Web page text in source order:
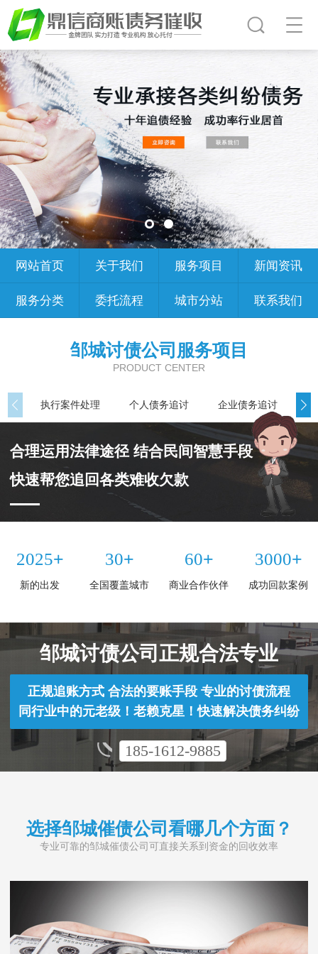
网站首页 关于我们 服务项目 新闻资讯
服务分类 委托流程 城市分站 联系我们
邹城讨债公司服务项目
PRODUCT CENTER
执行案件处理 个人债务追讨 企业债务追讨
合理运用法律途径 结合民间智慧手段
快速帮您追回各类难收欠款
2025+
新的出发
30+
全国覆盖城市
60+
商业合作伙伴
3000+
成功回款案例
邹城讨债公司正规合法专业
正规追账方式 合法的要账手段 专业的讨债流程
同行业中的元老级！老赖克星！快速解决债务纠纷
185-1612-9885
选择邹城催债公司看哪几个方面？
专业可靠的邹城催债公司可直接关系到资金的回收效率